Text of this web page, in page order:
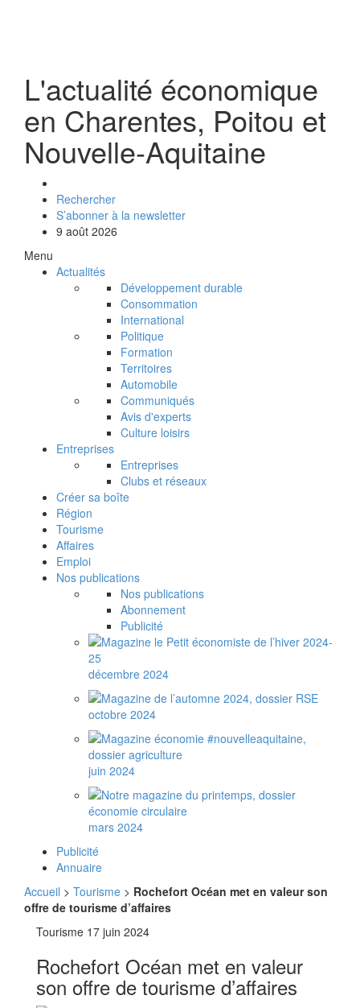
L'actualité économique
en Charentes, Poitou et
Nouvelle-Aquitaine
Rechercher
S’abonner à la newsletter
9 août 2026
Menu
Actualités
Développement durable
Consommation
International
Politique
Formation
Territoires
Automobile
Communiqués
Avis d'experts
Culture loisirs
Entreprises
Entreprises
Clubs et réseaux
Créer sa boîte
Région
Tourisme
Affaires
Emploi
Nos publications
Nos publications
Abonnement
Publicité
décembre 2024
octobre 2024
juin 2024
mars 2024
Publicité
Annuaire
Accueil > Tourisme > Rochefort Océan met en valeur son
offre de tourisme d’affaires
Tourisme 17 juin 2024
Rochefort Océan met en valeur
son offre de tourisme d’affaires